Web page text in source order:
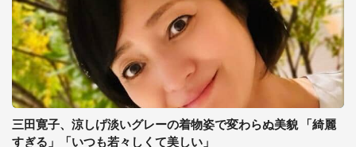
三田寛子、涼しげ淡いグレーの着物姿で変わらぬ美貌 「綺麗
すぎる」「いつも若々しくて美しい」